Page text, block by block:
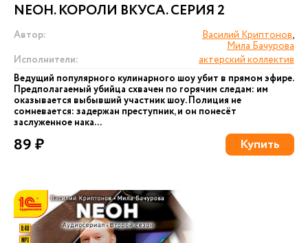
NEОН. КОРОЛИ ВКУСА. СЕРИЯ 2
Автор: Василий Криптонов,
Мила Бачурова
Исполнители:
актерский коллектив
Ведущий популярного кулинарного шоу убит в прямом эфире.
Предполагаемый убийца схвачен по горячим следам: им
оказывается выбывший участник шоу. Полиция не
сомневается: задержан преступник, и он понесёт
заслуженное нака...
89 ₽ Купить